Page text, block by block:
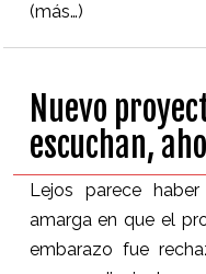
(más…)
Nuevo
escuchan,
Lejos parece
amarga en que el
embarazo fue